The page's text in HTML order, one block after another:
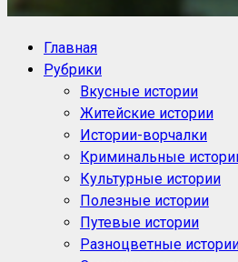
Блог историй NoorySan
Главная
Рубрики
Вкусные истории
Житейские истории
Истории-ворчалки
Криминальные
Культурные истории
Полезные истории
Путевые истории
Разноцветные